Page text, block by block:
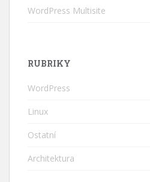
WordPress Multisite
RUBRIKY
WordPress
Linux
Ostatní
Architektura